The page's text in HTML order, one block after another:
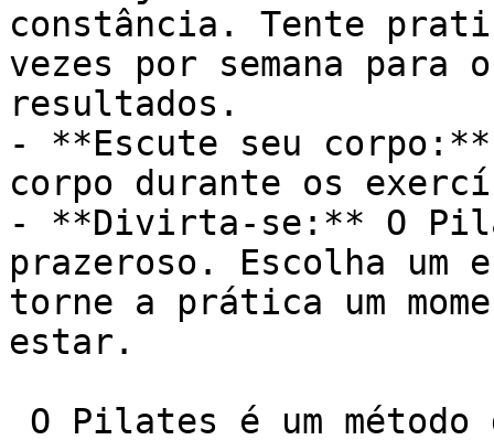
constância. Tente
vezes por semana para
resultados.
- **Escute seu
corpo durante os
- **Divirta-se:** O
prazeroso. Escolha um
torne a prática um
estar.